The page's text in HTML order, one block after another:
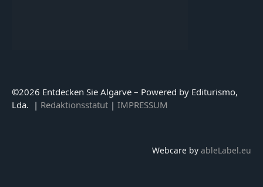
©2026 Entdecken Sie Algarve – Powered by Editurismo,
Lda. | Redaktionsstatut | IMPRESSUM
Webcare by ableLabel.eu